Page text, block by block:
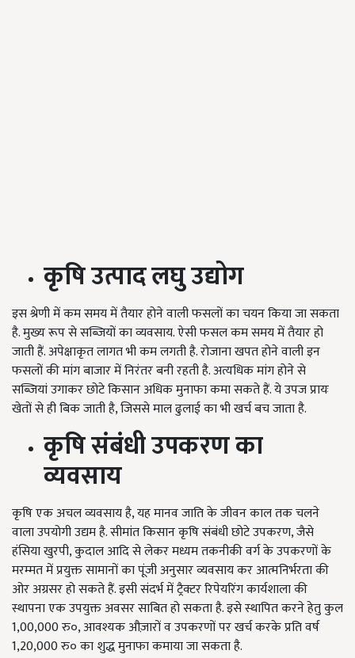
कृषि उत्पाद लघु उद्योग
इस श्रेणी में कम समय में तैयार होने वाली फसलों का चयन किया जा सकता
है. मुख्य रूप से सब्जियों का व्यवसाय. ऐसी फसल कम समय में तैयार हो
जाती हैं. अपेक्षाकृत लागत भी कम लगती है. रोजाना खपत होने वाली इन
फसलों की मांग बाजार में निरंतर बनी रहती है. अत्यधिक मांग होने से
सब्जियां उगाकर छोटे किसान अधिक मुनाफा कमा सकते हैं. ये उपज प्रायः
खेतों से ही बिक जाती है, जिससे माल ढुलाई का भी खर्च बच जाता है.
कृषि संबंधी उपकरण का
व्यवसाय
कृषि एक अचल व्यवसाय है, यह मानव जाति के जीवन काल तक चलने
वाला उपयोगी उद्यम है. सीमांत किसान कृषि संबंधी छोटे उपकरण, जैसे
हंसिया खुरपी, कुदाल आदि से लेकर मध्यम तकनीकी वर्ग के उपकरणों के
मरम्मत में प्रयुक्त सामानों का पूंजी अनुसार व्यवसाय कर आत्मनिर्भरता की
ओर अग्रसर हो सकते हैं. इसी संदर्भ में ट्रैक्टर रिपेयरिंग कार्यशाला की
स्थापना एक उपयुक्त अवसर साबित हो सकता है. इसे स्थापित करने हेतु कुल
1,00,000 रु०, आवश्यक औज़ारों व उपकरणों पर खर्च करके प्रति वर्ष
1,20,000 रु० का शुद्ध मुनाफा कमाया जा सकता है.